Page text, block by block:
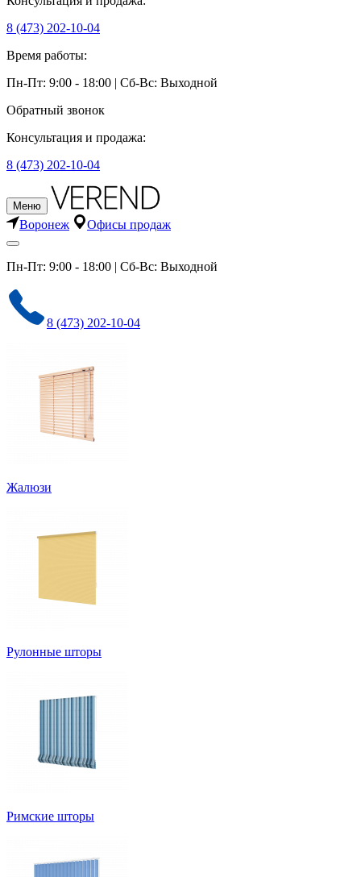
8 (473) 202-10-04
Время работы:
Пн-Пт: 9:00 - 18:00 | Сб-Вс: Выходной
Обратный звонок
Консультация и продажа:
8 (473) 202-10-04
Меню
Воронеж Офисы продаж
Пн-Пт: 9:00 - 18:00 | Сб-Вс: Выходной
8 (473) 202-10-04
Жалюзи
Рулонные шторы
Римские шторы